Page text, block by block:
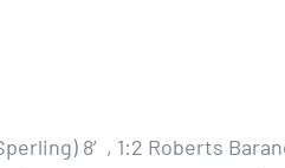
8′, 1:2 Roberts